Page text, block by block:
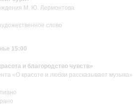
М. Ю. Лермонтова
слово
15:00
и благородство чувств»
«О красоте и любви рассказывает музыка»